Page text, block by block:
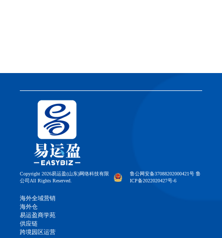
Copyright 2026易运盈(山东)网络科技有限
公司All Rights Reserved.
鲁公网安备37088202000421号 鲁
ICP备2022020427号-6
海外全域营销
海外仓
易运盈商学苑
供应链
跨境园区运营